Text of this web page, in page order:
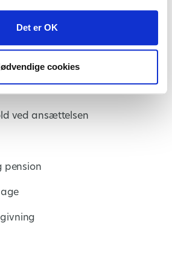
Det er OK
cookies
ved ansættelsen
pension